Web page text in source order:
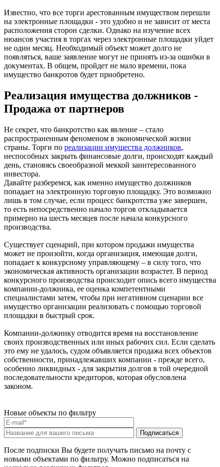
Известно, что все торги арестованным имуществом перешли
на электронные площадки - это удобно и не зависит от места
расположения сторон сделки. Однако на изучение всех
нюансов участия в торгах через электронные площадки уйдет
не один месяц. Необходимый объект может долго не
появляться, ваше заявление могут не принять из-за ошибки в
документах. В общем, пройдет не мало времени, пока
имущество банкротов будет приобретено.
Реализация имущества должников -
Продажа от партнеров
Не секрет, что банкротство как явление – стало
распространенным феноменом в экономической жизни
страны. Торги по реализации имущества должников,
неспособных закрыть финансовые долги, происходят каждый
день, становясь своеобразной меккой заинтересованного
инвестора.
Давайте разберемся, как именно имущество должников
попадает на электронную торговую площадку. Это возможно
лишь в том случае, если процесс банкротства уже завершен,
то есть непосредственно начало торгов откладывается
примерно на шесть месяцев после начала конкурсного
производства.
Существует сценарий, при котором продажи имущества
может не произойти, когда организация, имеющая долги,
попадает к конкурсному управляющему – в силу того, что
экономическая активность организации возрастет. В период
конкурсного производства происходит опись всего имущества
компании-должника, ее оценка компетентными
специалистами затем, чтобы при негативном сценарии все
имущество организации реализовать с помощью торговой
площадки в быстрый срок.
Компании-должнику отводится время на восстановление
своих производственных или иных рабочих сил. Если сделать
это ему не удалось, судом объявляется продажа всех объектов
собственности, принадлежавших компании - прежде всего,
особенно ликвидных - для закрытия долгов в той очередной
последовательности кредиторов, которая обусловлена
законом.
Новые объекты по фильтру
После подписки Вы будете получать письмо на почту с
новыми объектами по фильтру. Можно подписаться на